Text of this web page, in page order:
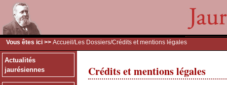
Vous êtes ici >> Accueil /Les Dossiers/Crédits et mentions légales
Actualités
jaurésiennes
Crédits et mentions légales